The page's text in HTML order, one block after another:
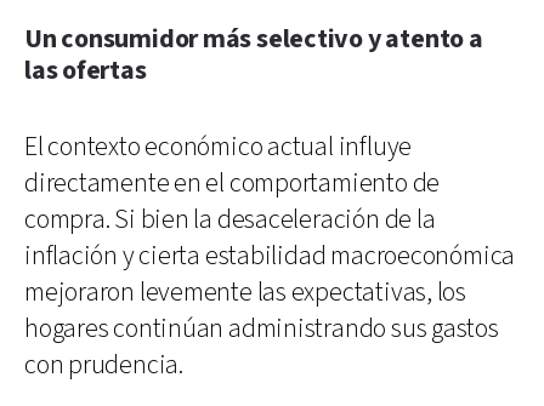
Un consumidor más selectivo y atento a
las ofertas
El contexto económico actual influye
directamente en el comportamiento de
compra. Si bien la desaceleración de la
inflación y cierta estabilidad macroeconómica
mejoraron levemente las expectativas, los
hogares continúan administrando sus gastos
con prudencia.